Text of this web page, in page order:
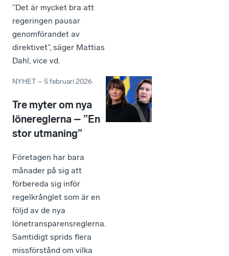
”Det är mycket bra att
regeringen pausar
genomförandet av
direktivet”, säger Mattias
Dahl, vice vd.
NYHET –5 februari 2026
Tre myter om nya
lönereglerna – ”En
stor utmaning”
Företagen har bara
månader på sig att
förbereda sig inför
regelkrånglet som är en
följd av de nya
lönetransparensreglerna.
Samtidigt sprids flera
missförstånd om vilka